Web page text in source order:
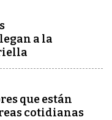
a la
que están
cotidianas